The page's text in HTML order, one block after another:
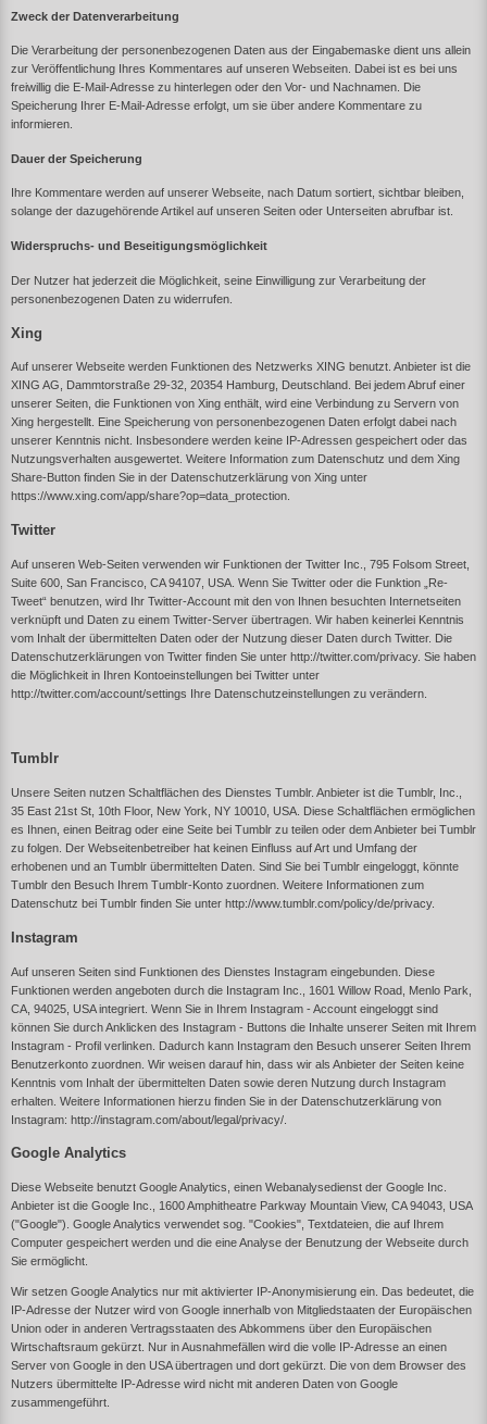
Zweck der Datenverarbeitung
Die Verarbeitung der personenbezogenen Daten aus der Eingabemaske dient uns allein
zur Veröffentlichung Ihres Kommentares auf unseren Webseiten. Dabei ist es bei uns
freiwillig die E-Mail-Adresse zu hinterlegen oder den Vor- und Nachnamen. Die
Speicherung Ihrer E-Mail-Adresse erfolgt, um sie über andere Kommentare zu
informieren.
Dauer der Speicherung
Ihre Kommentare werden auf unserer Webseite, nach Datum sortiert, sichtbar bleiben,
solange der dazugehörende Artikel auf unseren Seiten oder Unterseiten abrufbar ist.
Widerspruchs- und Beseitigungsmöglichkeit
Der Nutzer hat jederzeit die Möglichkeit, seine Einwilligung zur Verarbeitung der
personenbezogenen Daten zu widerrufen.
Xing
Auf unserer Webseite werden Funktionen des Netzwerks XING benutzt. Anbieter ist die
XING AG, Dammtorstraße 29-32, 20354 Hamburg, Deutschland. Bei jedem Abruf einer
unserer Seiten, die Funktionen von Xing enthält, wird eine Verbindung zu Servern von
Xing hergestellt. Eine Speicherung von personenbezogenen Daten erfolgt dabei nach
unserer Kenntnis nicht. Insbesondere werden keine IP-Adressen gespeichert oder das
Nutzungsverhalten ausgewertet. Weitere Information zum Datenschutz und dem Xing
Share-Button finden Sie in der Datenschutzerklärung von Xing unter
https://www.xing.com/app/share?op=data_protection.
Twitter
Auf unseren Web-Seiten verwenden wir Funktionen der Twitter Inc., 795 Folsom Street,
Suite 600, San Francisco, CA 94107, USA. Wenn Sie Twitter oder die Funktion „Re-
Tweet“ benutzen, wird Ihr Twitter-Account mit den von Ihnen besuchten Internetseiten
verknüpft und Daten zu einem Twitter-Server übertragen. Wir haben keinerlei Kenntnis
vom Inhalt der übermittelten Daten oder der Nutzung dieser Daten durch Twitter. Die
Datenschutzerklärungen von Twitter finden Sie unter http://twitter.com/privacy. Sie haben
die Möglichkeit in Ihren Kontoeinstellungen bei Twitter unter
http://twitter.com/account/settings Ihre Datenschutzeinstellungen zu verändern.
Tumblr
Unsere Seiten nutzen Schaltflächen des Dienstes Tumblr. Anbieter ist die Tumblr, Inc.,
35 East 21st St, 10th Floor, New York, NY 10010, USA. Diese Schaltflächen ermöglichen
es Ihnen, einen Beitrag oder eine Seite bei Tumblr zu teilen oder dem Anbieter bei Tumblr
zu folgen. Der Webseitenbetreiber hat keinen Einfluss auf Art und Umfang der
erhobenen und an Tumblr übermittelten Daten. Sind Sie bei Tumblr eingeloggt, könnte
Tumblr den Besuch Ihrem Tumblr-Konto zuordnen. Weitere Informationen zum
Datenschutz bei Tumblr finden Sie unter http://www.tumblr.com/policy/de/privacy.
Instagram
Auf unseren Seiten sind Funktionen des Dienstes Instagram eingebunden. Diese
Funktionen werden angeboten durch die Instagram Inc., 1601 Willow Road, Menlo Park,
CA, 94025, USA integriert. Wenn Sie in Ihrem Instagram - Account eingeloggt sind
können Sie durch Anklicken des Instagram - Buttons die Inhalte unserer Seiten mit Ihrem
Instagram - Profil verlinken. Dadurch kann Instagram den Besuch unserer Seiten Ihrem
Benutzerkonto zuordnen. Wir weisen darauf hin, dass wir als Anbieter der Seiten keine
Kenntnis vom Inhalt der übermittelten Daten sowie deren Nutzung durch Instagram
erhalten. Weitere Informationen hierzu finden Sie in der Datenschutzerklärung von
Instagram: http://instagram.com/about/legal/privacy/
Google Analytics
Diese Webseite benutzt Google Analytics, einen Webanalysedienst der Google Inc.
Anbieter ist die Google Inc., 1600 Amphitheatre Parkway Mountain View, CA 94043, USA
("Google"). Google Analytics verwendet sog. "Cookies", Textdateien, die auf Ihrem
Computer gespeichert werden und die eine Analyse der Benutzung der Webseite durch
Sie ermöglicht.
Wir setzen Google Analytics nur mit aktivierter IP-Anonymisierung ein. Das bedeutet, die
IP-Adresse der Nutzer wird von Google innerhalb von Mitgliedstaaten der Europäischen
Union oder in anderen Vertragsstaaten des Abkommens über den Europäischen
Wirtschaftsraum gekürzt. Nur in Ausnahmefällen wird die volle IP-Adresse an einen
Server von Google in den USA übertragen und dort gekürzt. Die von dem Browser des
Nutzers übermittelte IP-Adresse wird nicht mit anderen Daten von Google
zusammengeführt.